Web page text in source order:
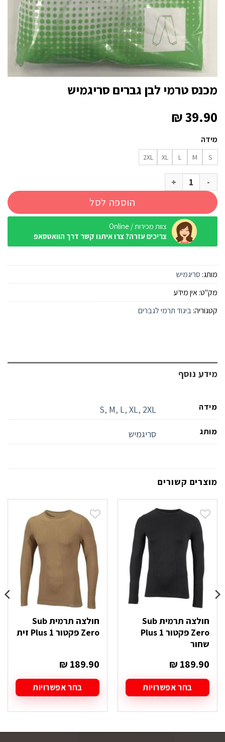
מכנס טרמי לבן גברים סריגמיש
₪39.90
מידה
S
M
L
XL
2XL
כמות של מכנס טרמי לבן גברים סריגמיש
הוספה לסל
צוות מכירות / Online
צריכים עזרה? צרו איתנו קשר דרך הוואטסאפ
מותג: סריגמיש
מק"ט:אין מידע
קטגוריה:ביגוד תרמי לגברים
מידע נוסף
מידה S, M, L, XL, 2XL
מותג סריגמיש
מוצרים קשורים
חולצה תרמית Sub
Zero פקטור Plus 1
שחור
₪ 189.90
בחר אפשרויות
זה
חולצה תרמית Sub
Zero פקטור Plus 1 זית
₪ 189.90
בחר אפשרויות
זה